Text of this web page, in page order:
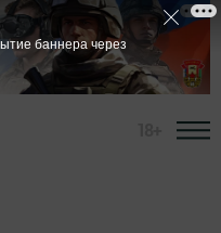
баннера через